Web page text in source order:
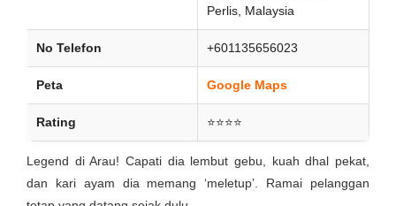
Perlis, Malaysia
No Telefon +601135656023
Peta Google Maps
Rating ⭐⭐⭐⭐
Legend di Arau! Capati dia lembut gebu, kuah dhal pekat,
dan kari ayam dia memang ‘meletup’. Ramai pelanggan